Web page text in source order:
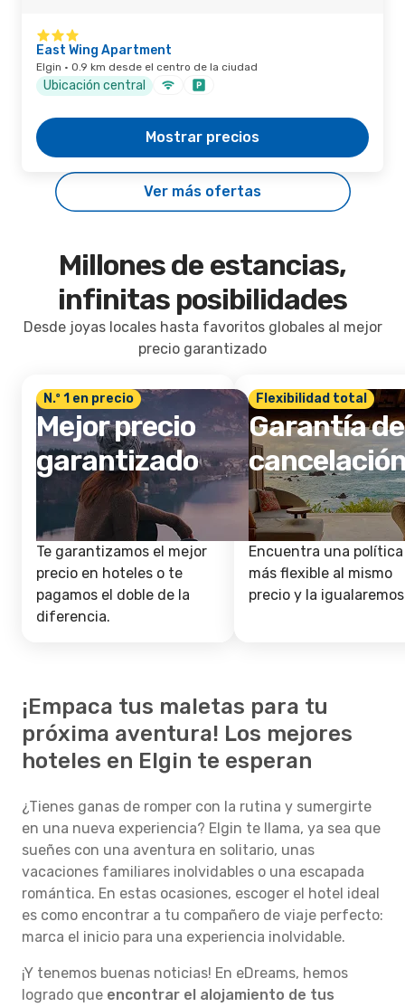
East Wing Apartment
Elgin · 0.9 km desde el centro de la ciudad
Ubicación central
Mostrar precios
Ver más ofertas
Millones de estancias,
infinitas posibilidades
Desde joyas locales hasta favoritos globales al mejor
precio garantizado
N.º 1 en precio
Mejor precio
garantizado
Te garantizamos el mejor
precio en hoteles o te
pagamos el doble de la
diferencia.
Flexibilidad total
Garantía de
Encuentra una política
más flexible al mismo
precio y la
¡Empaca tus maletas para tu
próxima aventura! Los mejores
hoteles en Elgin te esperan
¿Tienes ganas de romper con la rutina y sumergirte
en una nueva experiencia? Elgin te llama, ya sea que
sueñes con una aventura en solitario, unas
vacaciones familiares inolvidables o una escapada
romántica. En estas ocasiones, escoger el hotel ideal
es como encontrar a tu compañero de viaje perfecto:
marca el inicio para una experiencia inolvidable.
¡Y tenemos buenas noticias! En eDreams, hemos
logrado que encontrar el alojamiento de tus